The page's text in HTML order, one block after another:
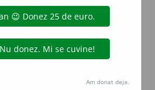
sunt compilate de
Definițiile
se află pe filadefiniții.
filele pe pagina de
Am donat deja.